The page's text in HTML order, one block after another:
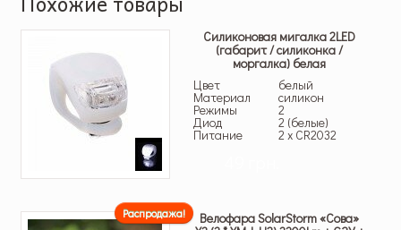
Силиконовая мигалка 2LED
(габарит / силиконка /
моргалка) белая
Цвет
белый
Материал силикон
Режимы 2
Диод 2 (белые)
Питание 2 x CR2032
Распродажа! Велофара SolarStorm «Сова»